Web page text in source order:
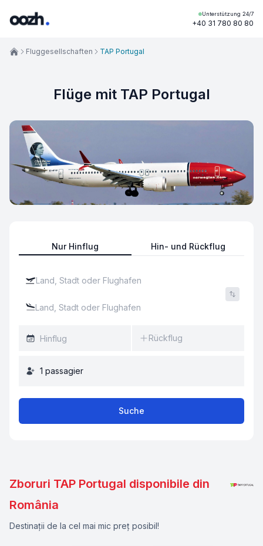
Unterstützung 24/7
+40 31 780 80 80
Flüge mit TAP Portugal
Nur Hinflug Hin- und Rückflug
Rückflug
1 passagier
Suche
Fluggesellschaften TAP Portugal
Zboruri TAP Portugal disponibile din
România
Destinații de la cel mai mic preț posibil!